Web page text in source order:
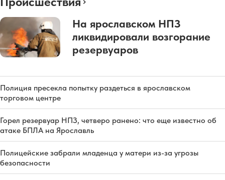
На ярославском НПЗ
ликвидировали возгорание
резервуаров
Полиция пресекла попытку раздеться в ярославском
торговом центре
Горел резервуар НПЗ, четверо ранено: что еще известно об
атаке БПЛА на Ярославль
Полицейские забрали младенца у матери из-за угрозы
безопасности